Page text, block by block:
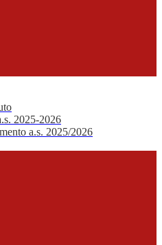
2025-2026
a.s. 2025/2026